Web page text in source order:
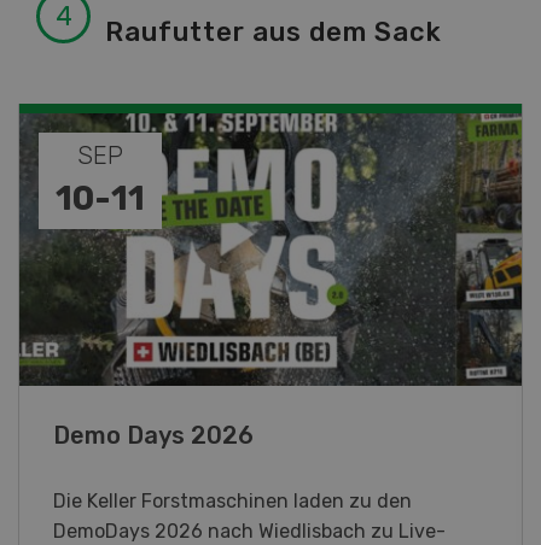
Raufutter aus dem Sack
NOV
08-
DEZ
31
Paysannes, on vous aime !
Eine immersive Ausstellung, die den Frauen in
der Landwirtschaft der Westschweiz gewidmet